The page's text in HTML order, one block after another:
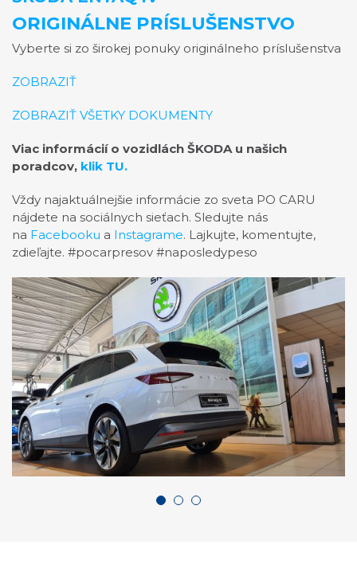
ORIGINÁLNE PRÍSLUŠENSTVO
Vyberte si zo širokej ponuky originálneho príslušenstva
ZOBRAZIŤ
ZOBRAZIŤ VŠETKY DOKUMENTY
Viac informácií o vozidlách ŠKODA u našich
poradcov, klik TU.
Vždy najaktuálnejšie informácie zo sveta PO CARU
nájdete na sociálnych sieťach. Sledujte nás
na Facebooku a Instagrame. Lajkujte, komentujte,
zdieľajte. #pocarpresov #naposledypeso